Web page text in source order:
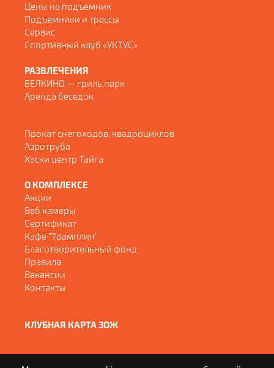
Цены на подъемник
Подъемники и трассы
Сервис
Спортивный клуб «УКТУС»
РАЗВЛЕЧЕНИЯ
БЕЛКИНО — гриль парк
Аренда беседок
Прокат снегоходов, квадроциклов
Аэротруба
Хаски центр Тайга
О КОМПЛЕКСЕ
Акции
Веб камеры
Сертификат
Кафе "Трамплин"
Благотворительный фонд
Правила
Вакансии
Контакты
КЛУБНАЯ КАРТА ЗОЖ